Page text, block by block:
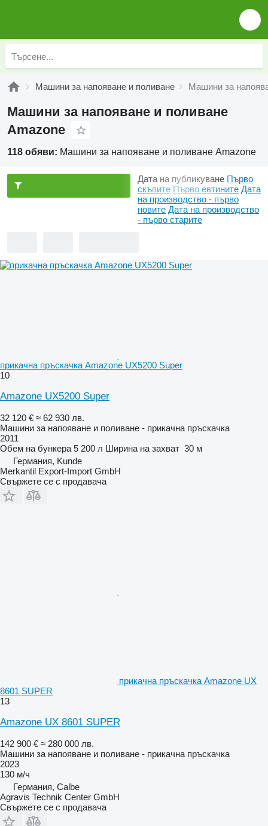
Машини за напояване и поливане Машини за
Машини за напояване и поливане
Amazone
118 обяви: Машини за напояване и поливане Amazone
Дата на публикуване Първо
скъпите Първо евтините Дата
на производство - първо
новите Дата на производство
- първо старите
прикачна пръскачка Amazone UX5200 Super
10
Amazone UX5200 Super
32 120 € ≈ 62 930 лв.
Машини за напояване и поливане - прикачна пръскачка
2011
Обем на бункера 5 200 л Ширина на захват 30 м
Германия, Kunde
Merkantil Export-Import GmbH
Свържете се с продавача
прикачна пръскачка Amazone UX
8601 SUPER
13
Amazone UX 8601 SUPER
142 900 € ≈ 280 000 лв.
Машини за напояване и поливане - прикачна пръскачка
2023
130 м/ч
Германия, Calbe
Agravis Technik Center GmbH
Свържете се с продавача